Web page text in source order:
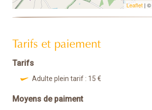
Leaflet | ©
Tarifs et paiement
Tarifs
Adulte plein tarif : 15 €
Moyens de paiment